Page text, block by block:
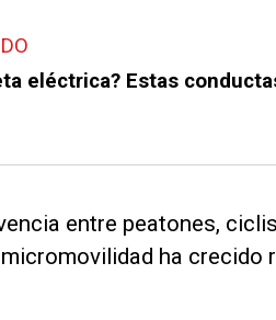
eléctrica? Estas
entre peatones,
ha crecido